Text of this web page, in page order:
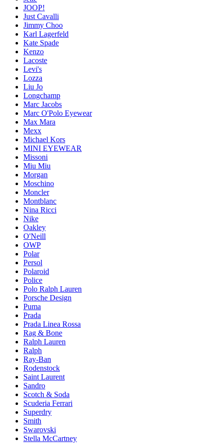
JOOP!
Just Cavalli
Jimmy Choo
Karl Lagerfeld
Kate Spade
Kenzo
Lacoste
Levi's
Lozza
Liu Jo
Longchamp
Marc Jacobs
Marc O'Polo Eyewear
Max Mara
Mexx
Michael Kors
MINI EYEWEAR
Missoni
Miu Miu
Morgan
Moschino
Moncler
Montblanc
Nina Ricci
Nike
Oakley
O'Neill
OWP
Polar
Persol
Polaroid
Police
Polo Ralph Lauren
Porsche Design
Puma
Prada
Prada Linea Rossa
Rag & Bone
Ralph Lauren
Ralph
Ray-Ban
Rodenstock
Saint Laurent
Sandro
Scotch & Soda
Scuderia Ferrari
Superdry
Smith
Swarovski
Stella McCartney